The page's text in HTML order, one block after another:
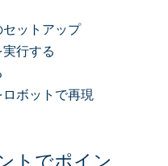
ットアップ
行する
ボットで再現
トでポイン